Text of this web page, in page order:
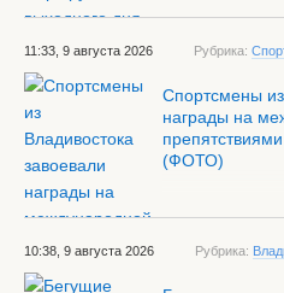
11:33, 9 августа 2026 Рубрика:
Спортсмены
награды на
(ФОТО)
10:38, 9 августа 2026 Рубрика: